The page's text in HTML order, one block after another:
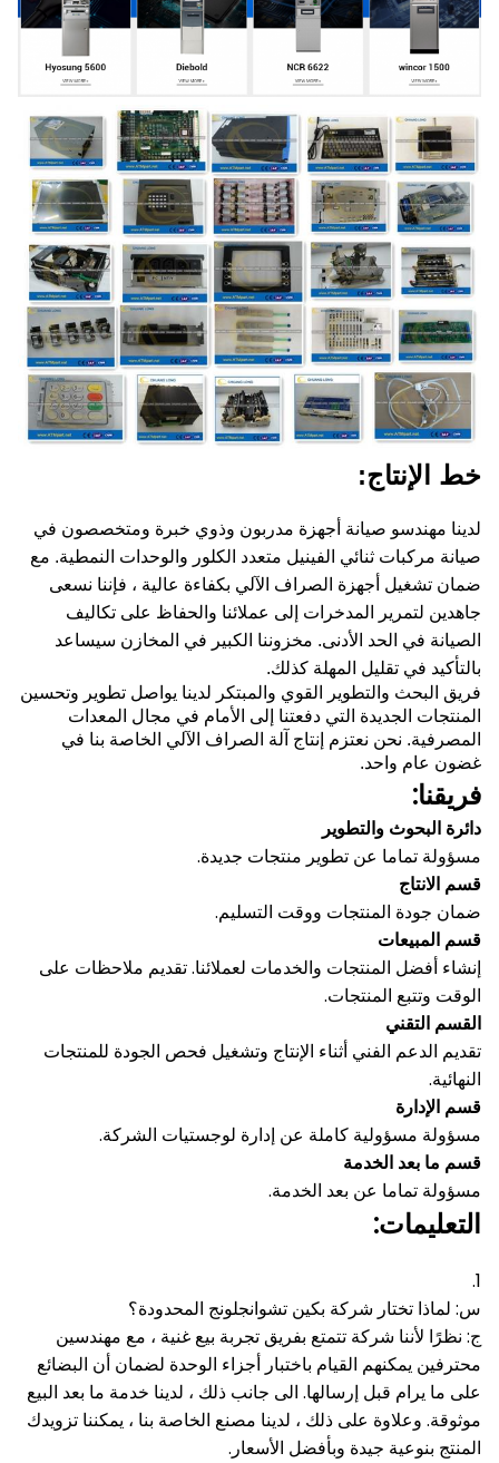
خط الإنتاج:
لدينا مهندسو صيانة أجهزة مدربون وذوي خبرة ومتخصصون في
صيانة مركبات ثنائي الفينيل متعدد الكلور والوحدات النمطية. مع
ضمان تشغيل أجهزة الصراف الآلي بكفاءة عالية ، فإننا نسعى
جاهدين لتمرير المدخرات إلى عملائنا والحفاظ على تكاليف
الصيانة في الحد الأدنى. مخزوننا الكبير في المخازن سيساعد
بالتأكيد في تقليل المهلة كذلك.
فريق البحث والتطوير القوي والمبتكر لدينا يواصل تطوير وتحسين
المنتجات الجديدة التي دفعتنا إلى الأمام في مجال المعدات
المصرفية. نحن نعتزم إنتاج آلة الصراف الآلي الخاصة بنا في
غضون عام واحد.
فريقنا:
دائرة البحوث والتطوير
مسؤولة تماما عن تطوير منتجات جديدة.
قسم الانتاج
ضمان جودة المنتجات ووقت التسليم.
قسم المبيعات
إنشاء أفضل المنتجات والخدمات لعملائنا.تقديم ملاحظات على
الوقت وتتبع المنتجات.
القسم التقني
تقديم الدعم الفني أثناء الإنتاج وتشغيل فحص الجودة للمنتجات
النهائية.
قسم الإدارة
مسؤولة مسؤولية كاملة عن إدارة لوجستيات الشركة.
قسم ما بعد الخدمة
مسؤولة تماما عن بعد الخدمة.
التعليمات:
1.
س: لماذا تختار شركة بكين تشوانجلونج المحدودة؟
ج: نظرًا لأننا شركة تتمتع بفريق تجربة بيع غنية ، مع مهندسين
محترفين يمكنهم القيام باختبار أجزاء الوحدة لضمان أن البضائع
على ما يرام قبل إرسالها. الى جانب ذلك ، لدينا خدمة ما بعد البيع
موثوقة. وعلاوة على ذلك ، لدينا مصنع الخاصة بنا ، يمكننا تزويدك
المنتج بنوعية جيدة وبأفضل الأسعار.